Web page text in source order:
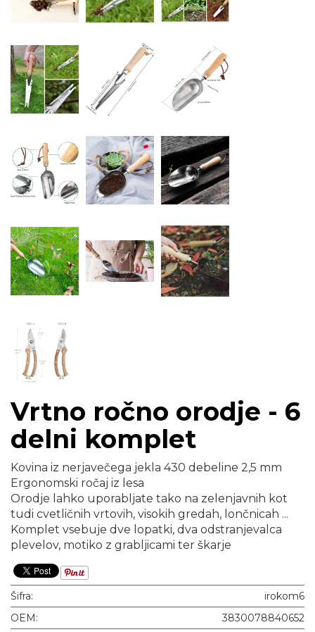
Vrtno ročno orodje - 6
delni komplet
Kovina iz nerjavečega jekla 430 debeline 2,5 mm
Ergonomski ročaj iz lesa
Orodje lahko uporabljate tako na zelenjavnih kot
tudi cvetličnih vrtovih, visokih gredah, lončnicah ...
Komplet vsebuje dve lopatki, dva odstranjevalca
plevelov, motiko z grabljicami ter škarje
Šifra:
irokom6
OEM:
3830078840652